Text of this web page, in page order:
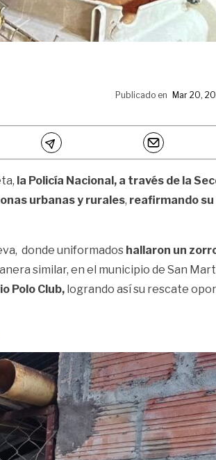
Publicado en Mar 20,
la Policía Nacional, a través de la
urbanas y rurales, reafirmando su
donde uniformados hallaron un
similar, en el municipio de San
Polo Club, logrando así su rescate